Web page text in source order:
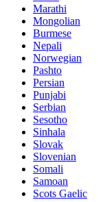
Marathi
Mongolian
Burmese
Nepali
Norwegian
Pashto
Persian
Punjabi
Serbian
Sesotho
Sinhala
Slovak
Slovenian
Somali
Samoan
Scots Gaelic